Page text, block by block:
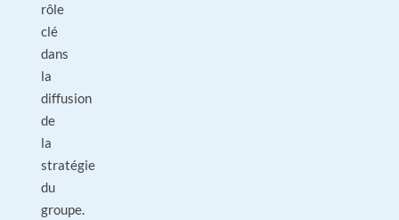
rôle
clé
dans
la
diffusion
de
la
stratégie
du
groupe.